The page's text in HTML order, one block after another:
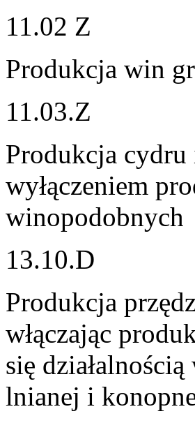
11.02 Z
Produkcja win
11.03.Z
Produkcja
wyłączeniem
winopodobnych
13.10.D
Produkcja
włączając
się
lnianej i